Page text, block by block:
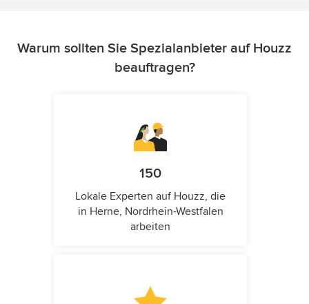
Warum sollten Sie Spezialanbieter auf Houzz
beauftragen?
150
Lokale Experten auf Houzz, die
in Herne, Nordrhein-Westfalen
arbeiten